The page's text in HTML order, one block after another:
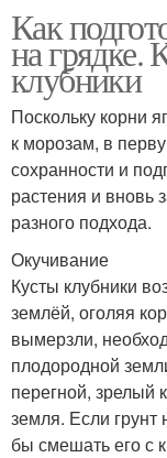
Как
на грядке.
клубники
Поскольку корни
к морозам, в
сохранности и
растения и вновь
разного подхода.
Окучивание
Кусты клубники
землёй, оголяя
вымерзли,
плодородной
перегной, зрелый
земля. Если
бы смешать его с